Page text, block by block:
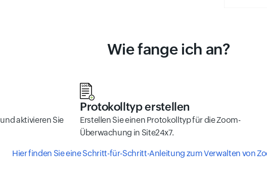
Wie fange ich an?
aktivieren Sie
Protokolltyp erstellen
Erstellen Sie einen Protokolltyp für die Zoom-
Überwachung in Site24x7.
Hier finden Sie eine Schritt-für-Schritt-Anleitung zum Verwalten von